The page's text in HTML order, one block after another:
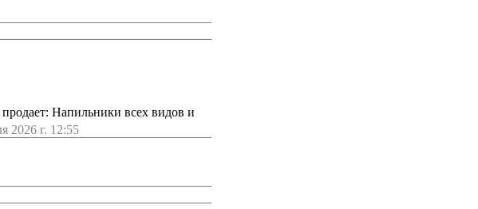
Напильники всех видов и
2026 г. 12:55